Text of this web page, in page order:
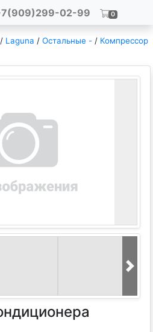
02-99 0
/ Laguna / Остальные - / Компрессор